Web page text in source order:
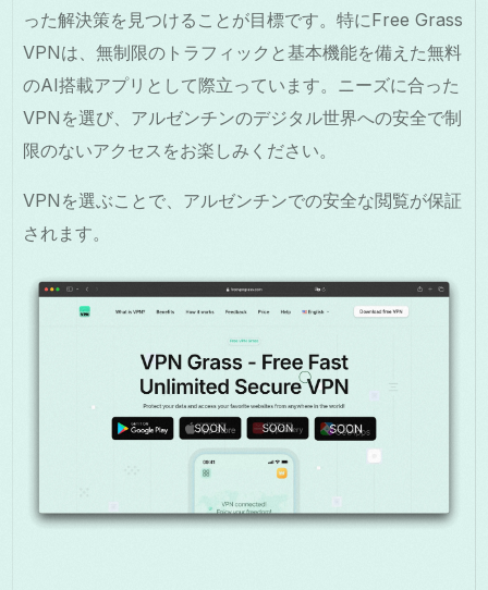
った解決策を見つけることが目標です。特にFree Grass
VPNは、無制限のトラフィックと基本機能を備えた無料
のAI搭載アプリとして際立っています。ニーズに合った
VPNを選び、アルゼンチンのデジタル世界への安全で制
限のないアクセスをお楽しみください。
VPNを選ぶことで、アルゼンチンでの安全な閲覧が保証
されます。